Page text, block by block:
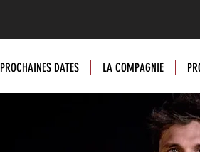
PROCHAINES DATES LA COMPAGNIE